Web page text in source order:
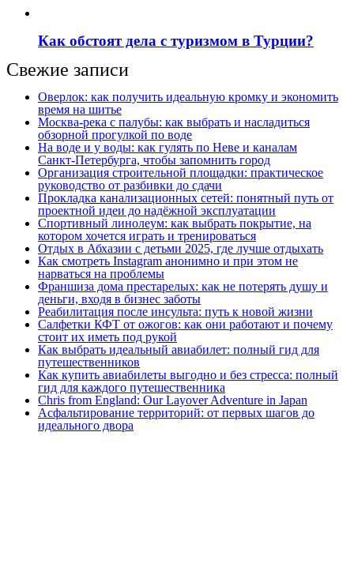
Как обстоят дела с туризмом в Турции?
Свежие записи
Оверлок: как получить идеальную кромку и экономить
время на шитье
Москва‑река с палубы: как выбрать и насладиться
обзорной прогулкой по воде
На воде и у воды: как гулять по Неве и каналам
Санкт‑Петербурга, чтобы запомнить город
Организация строительной площадки: практическое
руководство от разбивки до сдачи
Прокладка канализационных сетей: понятный путь от
проектной идеи до надёжной эксплуатации
Спортивный линолеум: как выбрать покрытие, на
котором хочется играть и тренироваться
Отдых в Абхазии с детьми 2025, где лучше отдыхать
Как смотреть Instagram анонимно и при этом не
нарваться на проблемы
Франшиза дома престарелых: как не потерять душу и
деньги, входя в бизнес заботы
Реабилитация после инсульта: путь к новой жизни
Салфетки КФТ от ожогов: как они работают и почему
стоит их иметь под рукой
Как выбрать идеальный авиабилет: полный гид для
путешественников
Как купить авиабилеты выгодно и без стресса: полный
гид для каждого путешественника
Chris from England: Our Layover Adventure in Japan
Асфальтирование территорий: от первых шагов до
идеального двора